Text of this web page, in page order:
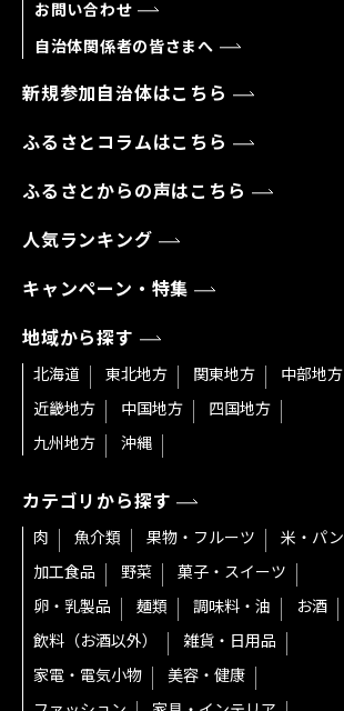
お問い合わせ
自治体関係者の皆さまへ
新規参加自治体はこちら
ふるさとコラムはこちら
ふるさとからの声はこちら
人気ランキング
キャンペーン・特集
地域から探す
北海道 東北地方 関東地方
中部地方
近畿地方
中国地方
四国地方
九州地方
沖縄
カテゴリから探す
肉 魚介類 果物・フルーツ
米・パン
加工食品
野菜
菓子・スイーツ
卵・乳製品
麺類 調味料・油
お酒
飲料（お酒以外）
雑貨・日用品
家電・電気小物
美容・健康